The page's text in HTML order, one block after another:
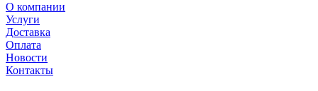
О компании
Услуги
Доставка
Оплата
Новости
Контакты